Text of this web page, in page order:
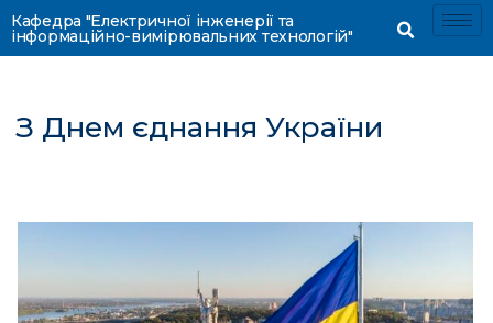
Кафедра "Електричної інженерії та
інформаційно-вимірювальних технологій"
З Днем єднання України